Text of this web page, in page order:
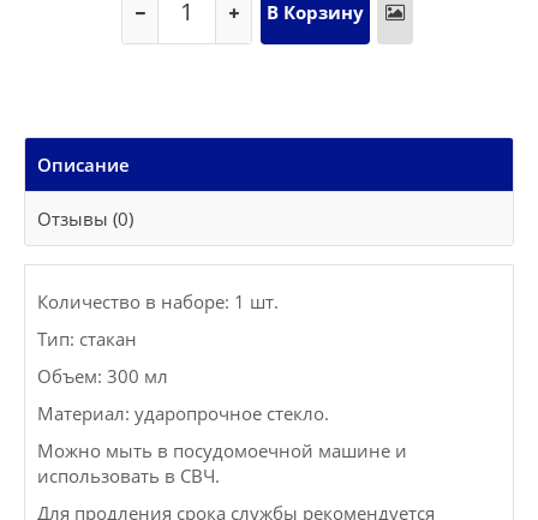
Описание
Отзывы (0)
Количество в наборе: 1 шт.
Тип: стакан
Объем: 300 мл
Материал: ударопрочное стекло.
Можно мыть в посудомоечной машине и
использовать в СВЧ.
Для продления срока службы рекомендуется